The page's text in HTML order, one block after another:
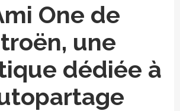
One de
une
dédiée à